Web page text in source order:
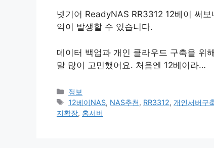
넷기어 ReadyNAS RR3312 12베이 써
익이 발생할 수 있습니다.
데이터 백업과 개인 클라우드 구축을 위
말 많이 고민했어요. 처음엔 12베이라…
카
테
고
정보
태
그
12베이NAS, NAS추천, RR3312, 개인서버구
지확장, 홈서버